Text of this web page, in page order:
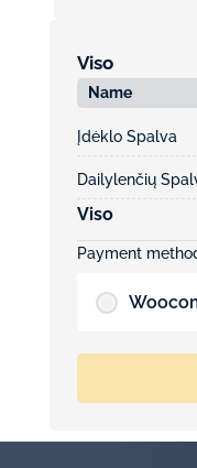
Viso
Name
Įdėklo Spalva
Dailylenčių
Viso
Payment